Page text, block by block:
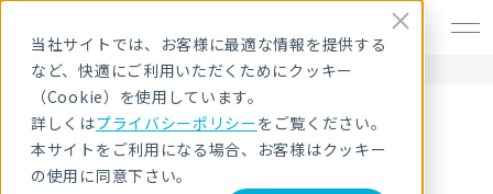
当社サイトでは、お客様に最適な情報を提供する
など、快適にご利用いただくためにクッキー
（Cookie）を使用しています。
詳しくはプライバシーポリシーをご覧ください。
本サイトをご利用になる場合、お客様はクッキー
の使用に同意下さい。
HOME サービス・製品 サイバー攻撃対策
サイバー攻撃対策